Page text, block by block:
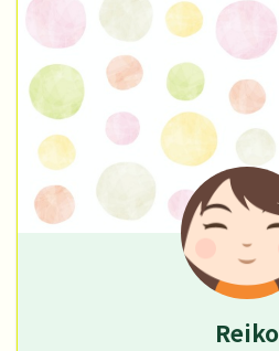
Reiko